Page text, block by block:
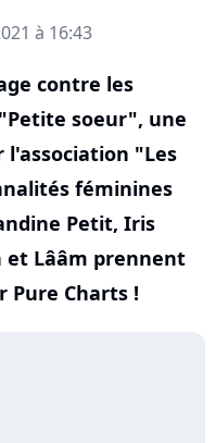
à 16:43
contre les
soeur", une
l'association "Les
féminines
Petit, Iris
et Lââm prennent
Pure Charts !